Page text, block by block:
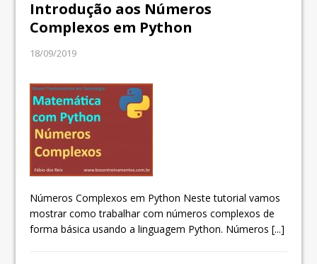
Introdução aos Números
Complexos em Python
18/09/2019
Números Complexos em Python Neste tutorial vamos
mostrar como trabalhar com números complexos de
forma básica usando a linguagem Python. Números[...]